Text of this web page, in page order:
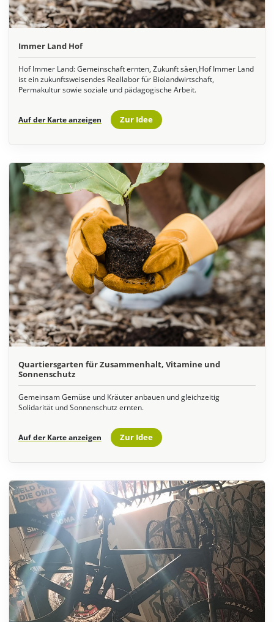
Immer Land Hof
Hof Immer Land: Gemeinschaft ernten, Zukunft säen,Hof Immer Land
ist ein zukunftsweisendes Reallabor für Biolandwirtschaft,
Permakultur sowie soziale und pädagogische Arbeit.
Auf der Karte anzeigen Zur Idee
Quartiersgarten für Zusammenhalt, Vitamine und
Sonnenschutz
Gemeinsam Gemüse und Kräuter anbauen und gleichzeitig
Solidarität und Sonnenschutz ernten.
Auf der Karte anzeigen Zur Idee